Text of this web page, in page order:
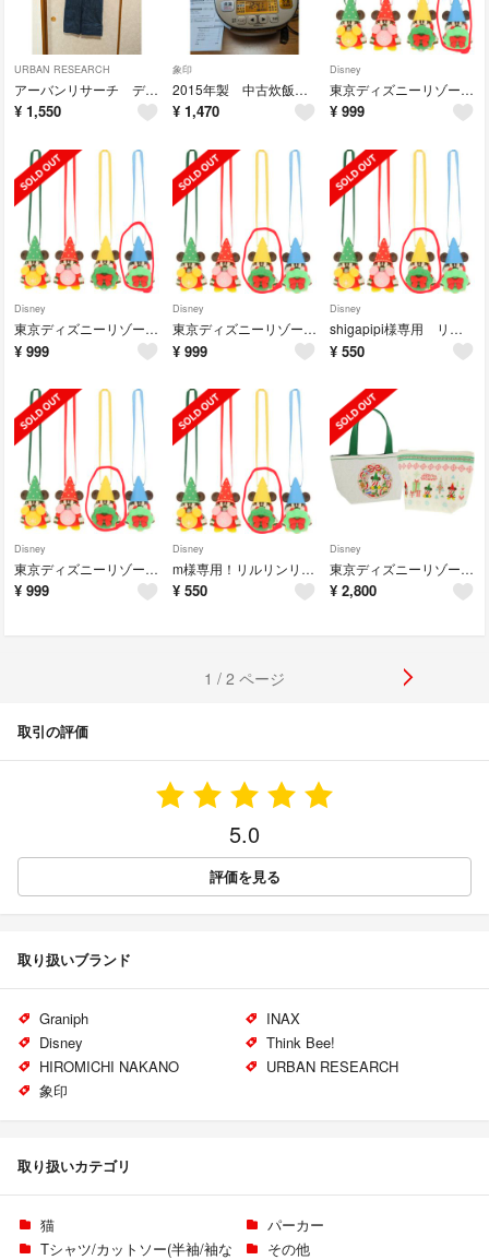
URBAN RESEARCH
アーバンリサーチ デニムカラー2WAYジャンパースカート
¥ 1,550
象印
2015年製 中古炊飯器 象印 黒厚釜 NL-BS05 3合炊き 動作品 送料込
¥ 1,470
Disney
東京ディズニーリゾート リルリンリン カプセルトイ オーナメント 2023 青
¥ 999
Disney
東京ディズニーリゾート リルリンリン カプセルトイ オーナメント 2023 青
¥ 999
Disney
東京ディズニーリゾート リルリンリン カプセルトイ オーナメント 2023 黄
¥ 999
Disney
shigapipi様専用 リルリンリン カプセルトイ オーナメント 2023 黄
¥ 550
Disney
東京ディズニーリゾート リルリンリン カプセルトイ オーナメント 2023 黄
¥ 999
Disney
m様専用！リルリンリン カプセルトイ オーナメント 2023 黄
¥ 550
Disney
東京ディズニーリゾート リルリンリン ランチケース スーベニア 新品
¥ 2,800
1 / 2 ページ
取引の評価
5.0
評価を見る
取り扱いブランド
Graniph
INAX
Disney
Think Bee!
HIROMICHI NAKANO
URBAN RESEARCH
象印
取り扱いカテゴリ
猫
パーカー
Tシャツ/カットソー(半袖/袖な
その他